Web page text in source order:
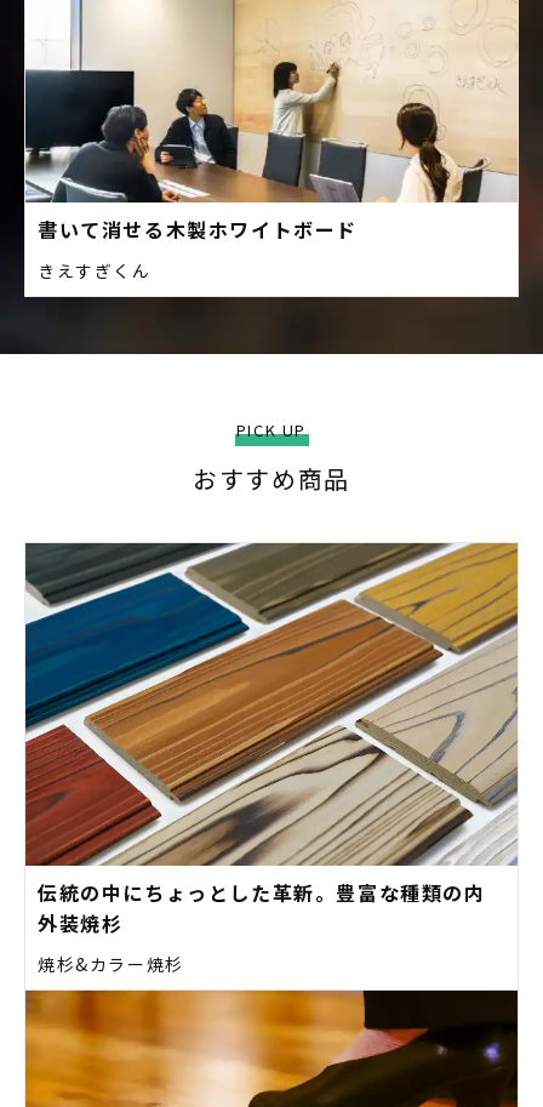
書いて消せる木製ホワイトボード
きえすぎくん
PICK UP
おすすめ商品
伝統の中にちょっとした革新。豊富な種類の内
外装焼杉
焼杉&カラー焼杉